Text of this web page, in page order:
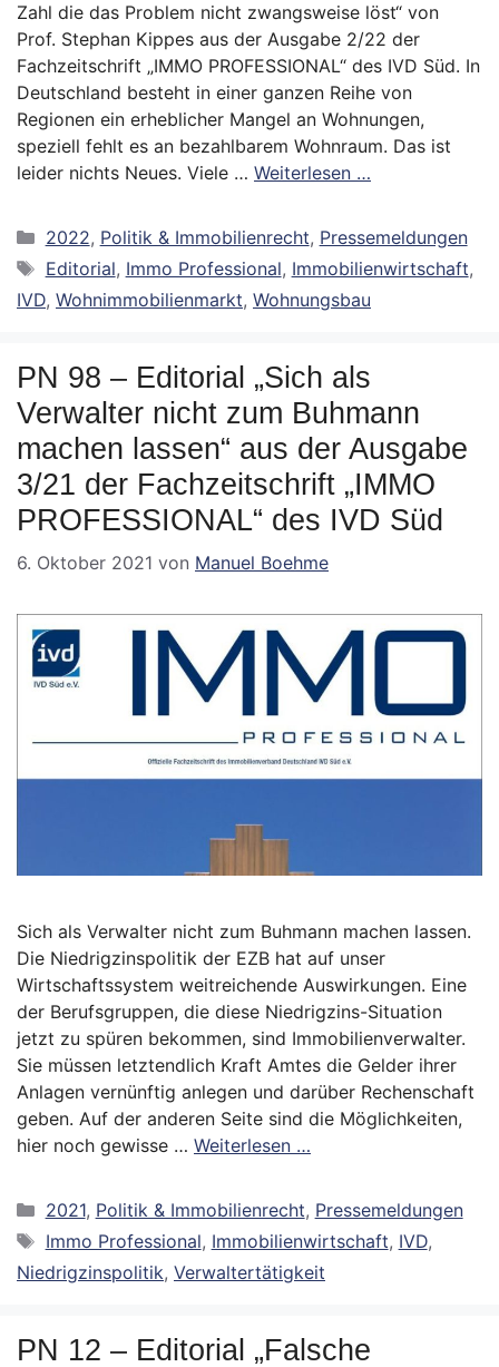
Zahl die das Problem nicht zwangsweise löst“ von
Prof. Stephan Kippes aus der Ausgabe 2/22 der
Fachzeitschrift „IMMO PROFESSIONAL“ des IVD Süd. In
Deutschland besteht in einer ganzen Reihe von
Regionen ein erheblicher Mangel an Wohnungen,
speziell fehlt es an bezahlbarem Wohnraum. Das ist
leider nichts Neues. Viele … Weiterlesen …
Kategorien
2022, Politik & Immobilienrecht, Pressemeldungen
Schlagwörter
Editorial, Immo Professional, Immobilienwirtschaft,
IVD, Wohnimmobilienmarkt, Wohnungsbau
PN 98 – Editorial „Sich als
Verwalter nicht zum Buhmann
machen lassen“ aus der Ausgabe
3/21 der Fachzeitschrift „IMMO
PROFESSIONAL“ des IVD Süd
6. Oktober 2021 von Manuel Boehme
Sich als Verwalter nicht zum Buhmann machen lassen.
Die Niedrigzinspolitik der EZB hat auf unser
Wirtschaftssystem weitreichende Auswirkungen. Eine
der Berufsgruppen, die diese Niedrigzins-Situation
jetzt zu spüren bekommen, sind Immobilienverwalter.
Sie müssen letztendlich Kraft Amtes die Gelder ihrer
Anlagen vernünftig anlegen und darüber Rechenschaft
geben. Auf der anderen Seite sind die Möglichkeiten,
hier noch gewisse … Weiterlesen …
Kategorien
2021, Politik & Immobilienrecht, Pressemeldungen
Schlagwörter
Immo Professional, Immobilienwirtschaft, IVD,
Niedrigzinspolitik, Verwaltertätigkeit
PN 12 – Editorial „Falsche